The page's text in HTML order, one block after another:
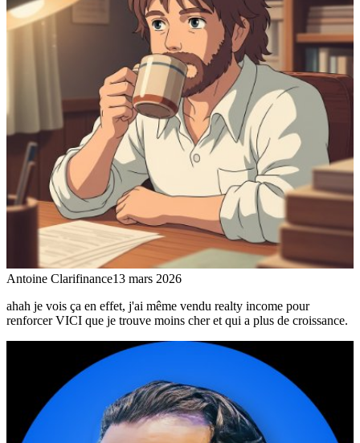
Antoine Clarifinance13 mars 2026
ahah je vois ça en effet, j'ai même vendu realty income pour
renforcer VICI que je trouve moins cher et qui a plus de croissance.